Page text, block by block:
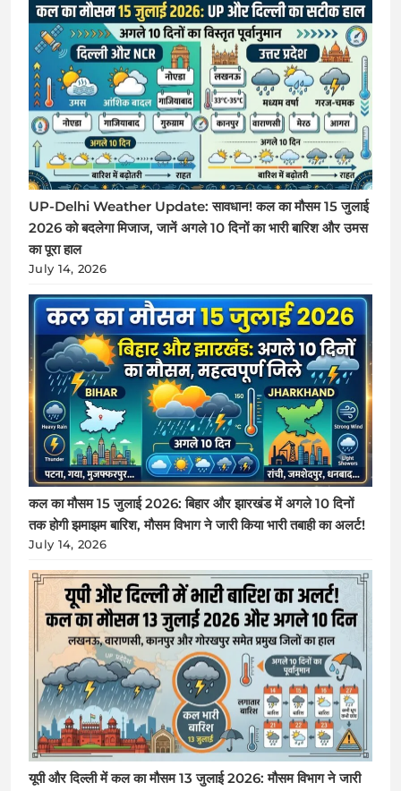
UP-Delhi Weather Update: सावधान! कल का मौसम 15 जुलाई
2026 को बदलेगा मिजाज, जानें अगले 10 दिनों का भारी बारिश और उमस
का पूरा हाल
July 14, 2026
कल का मौसम 15 जुलाई 2026: बिहार और झारखंड में अगले 10 दिनों
तक होगी झमाझम बारिश, मौसम विभाग ने जारी किया भारी तबाही का अलर्ट!
July 14, 2026
यूपी और दिल्ली में कल का मौसम 13 जुलाई 2026: मौसम विभाग ने जारी